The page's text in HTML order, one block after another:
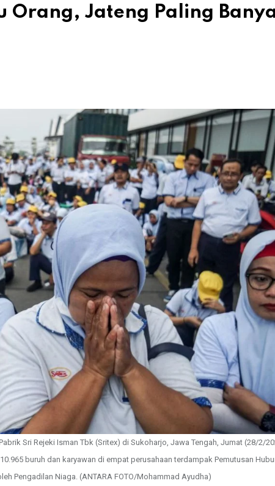
Orang, Jateng Paling
Sri Rejeki Isman Tbk (Sritex) di Sukoharjo, Jawa Tengah, Jumat (28/2/
buruh dan karyawan di empat perusahaan terdampak Pemutusan
Pengadilan Niaga. (ANTARA FOTO/Mohammad Ayudha)